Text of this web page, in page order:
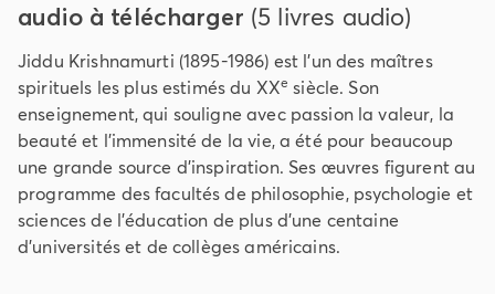
audio à télécharger (5 livres audio)
Jiddu Krishnamurti (1895-1986) est l’un des maîtres
spirituels les plus estimés du XXe siècle. Son
enseignement, qui souligne avec passion la valeur, la
beauté et l’immensité de la vie, a été pour beaucoup
une grande source d’inspiration. Ses œuvres figurent au
programme des facultés de philosophie, psychologie et
sciences de l’éducation de plus d’une centaine
d’universités et de collèges américains.